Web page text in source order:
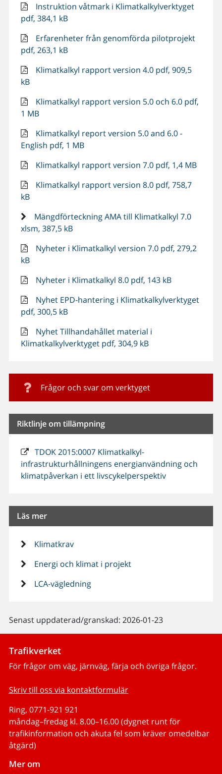
Instruktion våtmark i Klimatkalkylverktyget
pdf, 384,1 kB
Erfarenheter från genomförda pilotprojekt
pdf, 263,1 kB
Klimatkalkyl rapport version 4.0 pdf, 909,5
kB
Klimatkalkyl rapport version 5.0 och 6.0 pdf,
1 MB
Klimatkalkyl report version 5.0 and 6.0 -
English pdf, 1 MB
Klimatkalkyl rapport version 7.0 pdf, 1,4 MB
Klimatkalkyl rapport version 8.0 pdf, 758,7
kB
Mängdförteckning AMA till Klimatkalkyl 7.0
xlsm, 387,5 kB
Nyheter i Klimatkalkyl version 7.0 pdf, 279,2
kB
Nyheter i Klimatkalkyl 8.0 pdf, 143 kB
Nyhet EPD-hantering i Klimatkalkylverktyget
pdf, 300,5 kB
Nyhet Tillhandahållet material i
Klimatkalkylverktyget pdf, 304,9 kB
Frågor och svar om verktyget
Riktlinje om tillämpning
TDOK 2015:0007 Klimatkalkyl-
infrastrukturhållningens energianvändning och
klimatpåverkan i ett livscykelperspektiv
Läs mer
Klimatkrav
Energi och klimat i projekt
LCA-vägledning
Senast uppdaterad/granskad: 2026-01-23
Trafikverket
För frågor om väg, järnväg, färja och övriga frågor.
Skriv till oss via kontaktformulär
Ring, 0771-921 921
måndag–fredag kl. 8.00–16.00 (dygnet runt för
trafikinformation och akuta fel som kräver omedelbar
åtgärd)
Mer om